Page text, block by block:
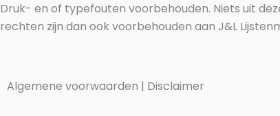
Druk- en of typefouten voorbehouden. Niets uit
rechten zijn dan ook voorbehouden aan J&L
Algemene voorwaarden | Disclaimer